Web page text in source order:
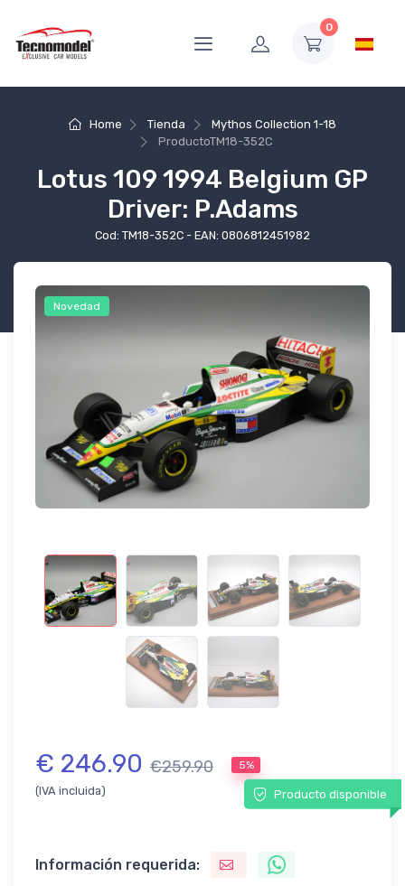
0
Home Tienda
Mythos Collection 1-18
ProductoTM18-352C
Lotus 109 1994 Belgium GP
Driver: P.Adams
Cod: TM18-352C - EAN: 0806812451982
Novedad
€ 246.90 €259.90 5%
(IVA incluida) Producto disponible
Información requerida: